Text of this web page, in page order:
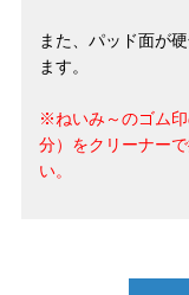
また、パッド面が
ます。
※ねいみ～のゴム
分）をクリーナー
い。